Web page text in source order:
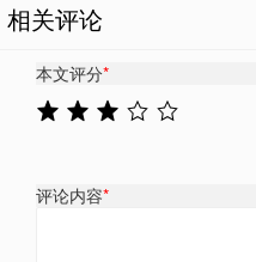
相关评论
本文评分*
评论内容*